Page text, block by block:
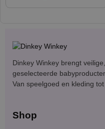
Dinkey Winkey brengt
geselecteerde
Van speelgoed en kleding
Shop